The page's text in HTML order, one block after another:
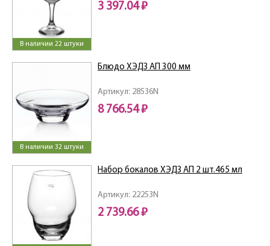
В наличии 22 штуки
3 397.04 ₽
В наличии 32 штуки
Артикул: 28536N
Блюдо ХЭДЗ АП 300 мм
8 766.54 ₽
Артикул: 22253N
Набор бокалов ХЭДЗ АП 2 шт.465 мл
2 739.66 ₽